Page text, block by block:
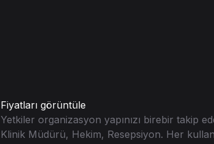
Fiyatları görüntüle
Yetkiler organizasyon yapınızı birebir takip
Klinik Müdürü, Hekim, Resepsiyon. Her